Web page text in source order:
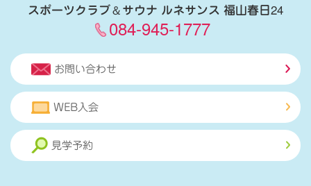
スポーツクラブ＆サウナ ルネサンス 福山春日24
084-945-1777
お問い合わせ
WEB入会
見学予約